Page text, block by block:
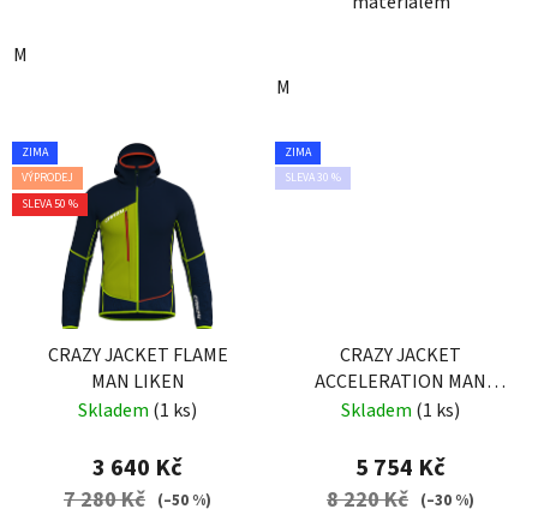
M
M
ZIMA
VÝPRODEJ
SLEVA 50 %
CRAZY JACKET FLAME
MAN LIKEN
Skladem (1 ks)
3 640 Kč
7 280 Kč (–50 %)
ZIMA
SLEVA 30 %
CRAZY JACKET
ACCELERATION MAN
PINE TREE
Skladem (1 ks)
5 754 Kč
8 220 Kč (–30 %)